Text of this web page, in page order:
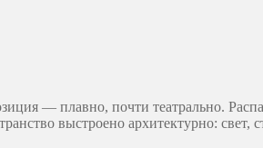
— плавно, почти театрально.
выстроено архитектурно: